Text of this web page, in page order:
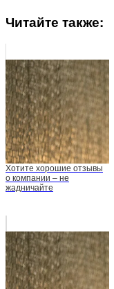
Читайте также:
Хотите хорошие отзывы
о компании – не
жадничайте